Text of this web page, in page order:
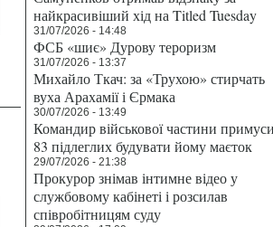
найкрасивіший хід на Titled Tuesday
31/07/2026 - 14:48
ФСБ «шиє» Дурову тероризм
31/07/2026 - 13:37
Михайло Ткач: за «Трухою» стирчать
вуха Арахамії і Єрмака
30/07/2026 - 13:49
Командир військової частини
83 підлеглих будувати йому маєток
29/07/2026 - 21:38
Прокурор знімав інтимне відео у
службовому кабінеті і розсилав
співробітницям суду